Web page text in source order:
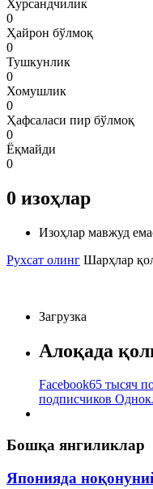
Хурсандчилик
0
Ҳайрон бўлмоқ
0
Тушкунлик
0
Хомушлик
0
Ҳафсаласи пир бўлмоқ
0
Ёқмайди
0
0 изоҳлар
Изоҳлар мавжуд
Рухсат олинг Шарҳлар
Загрузка
Алоқада
Facebook65 тысяч
подписчиков
Бошқа янгиликлар
Японияда